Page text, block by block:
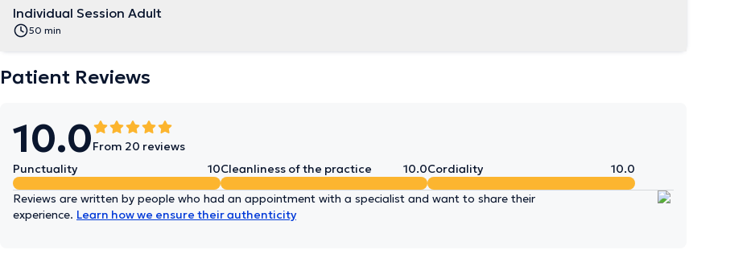
Individual Session Adult
50 min
Patient Reviews
10.0From 20 reviews
Punctuality
10Cleanliness of the practice 10.0Cordiality 10.0
Reviews are written by people who had an appointment with a specialist and want to share their
experience. Learn how we ensure their authenticity